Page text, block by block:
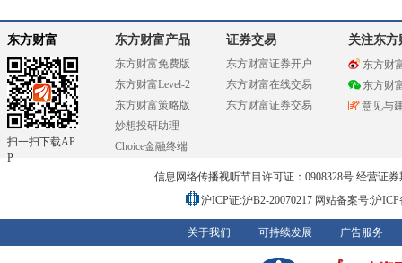
东方财富
扫一扫下载AP
P
东方财富产品
东方财富免费版
东方财富Level-2
东方财富策略版
妙想投研助理
Choice金融终端
证券交易
东方财富证券开户
东方财富在线交易
东方财富证券交易
关注东方
东方财
东方财
意见与
信息网络传播视听节目许可证：0908328号 经营证
沪ICP证:沪B2-20070217 网站备案号:沪
关于我们 可持续发展 广告服务